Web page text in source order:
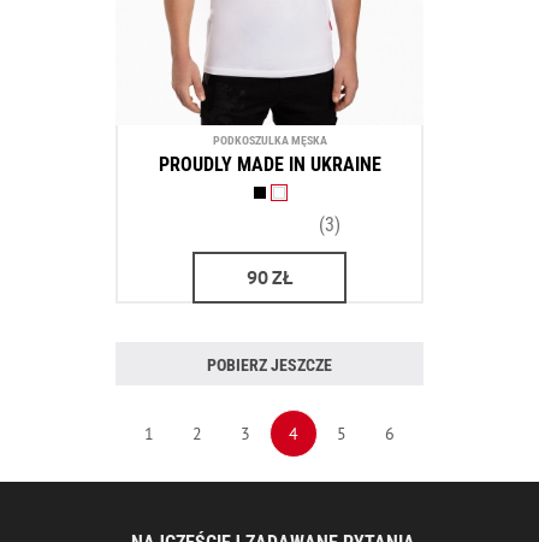
PODKOSZULKA MĘSKA
PROUDLY MADE IN UKRAINE
(3)
90ZŁ
POBIERZ JESZCZE
1 2 3 4 5 6